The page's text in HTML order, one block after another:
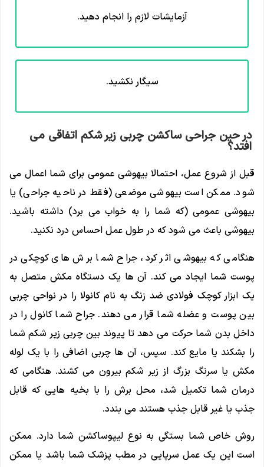
آزمایشات لازم را انجام دهید.
سیگار نکشید.
در حین جراحی ساکشن چربی زیر شکم اتفاقی می
افتد؟
قبل از شروع عمل، احتمالا بیهوشی عمومی برای شما اعمال می
شود. ممکن است بیهوشی موضعی (فقط در ناحیه جراحی) یا
بیهوشی عمومی (که شما را به خواب می برد) داشته باشید.
بیهوشی باعث می شود که در طول عمل احساس درد نکنید.
هنگامی که بیهوشی اثر کرد، جراح شما برش های کوچکی در
پوست شما ایجاد می کند. آن ها یک دستگاه مکش متصل به
یک ابزار کوچک فولادی ضد زنگ به نام کانولا را در نواحی چربی
بین پوست و عضله شما قرار می دهند. جراح شما کانول را در
داخل بدن شما حرکت می دهد تا پیوند بین چربی زیر شکم شما
را بشکند یا مایع کند. سپس، آن ها چربی اضافی را با یک لوله
مکش یا سرنگ بزرگ از زیر شکم بیرون می کشند. هنگامی که
درمان شما تکمیل شد، محل برش را با بخیه هایی که قابل
جذب یا غیر قابل جذب هستند می بندد.
روش خاص شما بستگی به نوع لیپوساکشن شما دارد. ممکن
است این یک عمل سرپایی در مطب پزشک شما باشد یا ممکن